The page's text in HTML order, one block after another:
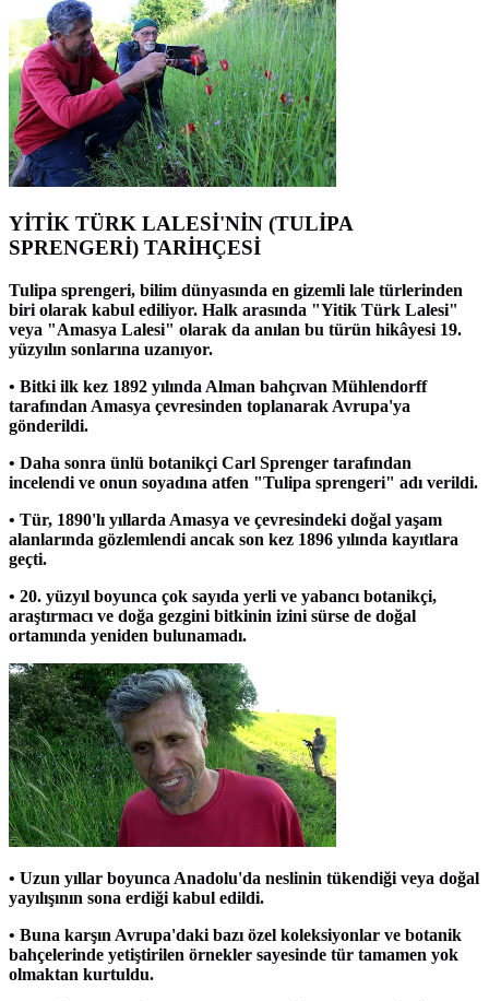
YİTİK TÜRK LALESİ'NİN (TULİPA
SPRENGERİ) TARİHÇESİ
Tulipa sprengeri, bilim dünyasında en gizemli lale türlerinden
biri olarak kabul ediliyor. Halk arasında "Yitik Türk Lalesi"
veya "Amasya Lalesi" olarak da anılan bu türün hikâyesi 19.
yüzyılın sonlarına uzanıyor.
• Bitki ilk kez 1892 yılında Alman bahçıvan Mühlendorff
tarafından Amasya çevresinden toplanarak Avrupa'ya
gönderildi.
• Daha sonra ünlü botanikçi Carl Sprenger tarafından
incelendi ve onun soyadına atfen "Tulipa sprengeri" adı verildi.
• Tür, 1890'lı yıllarda Amasya ve çevresindeki doğal yaşam
alanlarında gözlemlendi ancak son kez 1896 yılında kayıtlara
geçti.
• 20. yüzyıl boyunca çok sayıda yerli ve yabancı botanikçi,
araştırmacı ve doğa gezgini bitkinin izini sürse de doğal
ortamında yeniden bulunamadı.
• Uzun yıllar boyunca Anadolu'da neslinin tükendiği veya doğal
yayılışının sona erdiği kabul edildi.
• Buna karşın Avrupa'daki bazı özel koleksiyonlar ve botanik
bahçelerinde yetiştirilen örnekler sayesinde tür tamamen yok
olmaktan kurtuldu.